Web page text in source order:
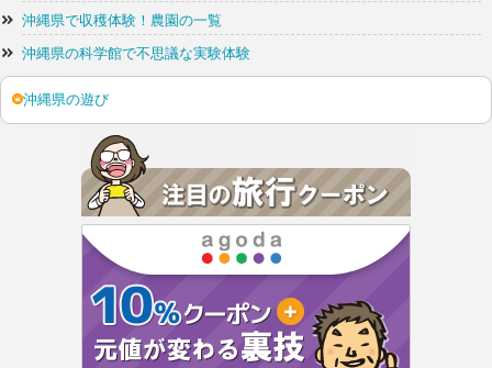
沖縄県で収穫体験！農園の一覧
沖縄県の科学館で不思議な実験体験
沖縄県の遊び